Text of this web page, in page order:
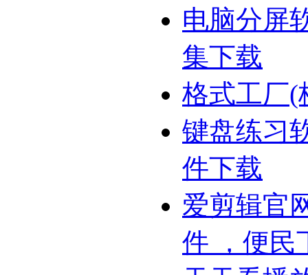
电脑分屏
集下载
格式工厂(
键盘练习
件下载
爱剪辑官
件 ，便民